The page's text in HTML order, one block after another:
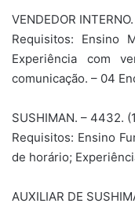
VENDEDOR
Requisitos: Ensino
Experiência com
comunicação. – 04
SUSHIMAN. – 4432.
Requisitos: Ensino
de horário;
AUXILIAR DE